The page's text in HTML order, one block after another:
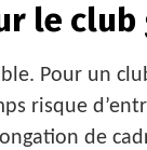
le
Pour un
risque
de